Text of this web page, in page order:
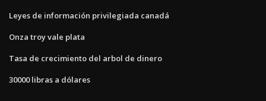
Leyes de información privilegiada canadá
Onza troy vale plata
Tasa de crecimiento del arbol de dinero
30000 libras a dólares